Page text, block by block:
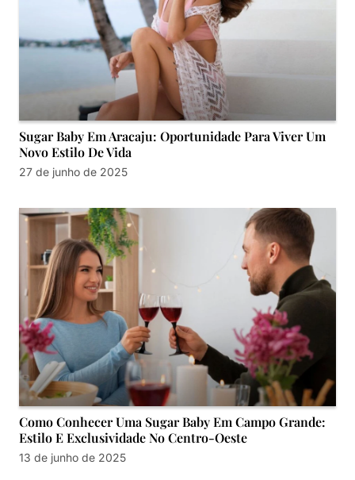
Sugar Baby Em Aracaju: Oportunidade Para Viver Um
Novo Estilo De Vida
27 de junho de 2025
Como Conhecer Uma Sugar Baby Em Campo Grande:
Estilo E Exclusividade No Centro-Oeste
13 de junho de 2025